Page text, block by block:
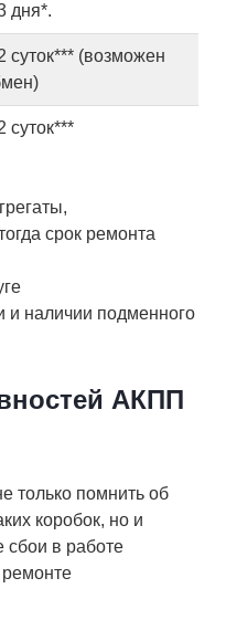
дня*.
суток*** (возможен
суток***
срок ремонта
и наличии подменного
АКПП
только помнить об
коробок, но и
в работе